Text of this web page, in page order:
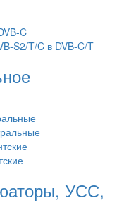
C
S2/T/C в DVB-C/T
УСС,